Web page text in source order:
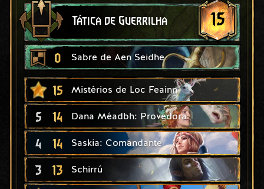
Tática de Guerrilha 15
0 Sabre de Aen Seidhe
15 Mistérios de Loc Feainn
5 14 Dana Méadbh: Provedora
4 14 Saskia: Comandante
3 13 Schirrú